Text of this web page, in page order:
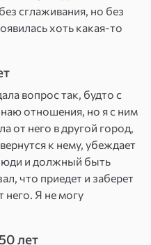
сможете
месте
нынешней работе,
и
уверенность
от страхов и
мешают вашему
сглаживания, но без
хоть какая-то
вопрос так, будто с
отношения, но я с ним
от него в другой город,
к нему, убеждает
и должный быть
что приедет и заберет
него. Я не могу
лет